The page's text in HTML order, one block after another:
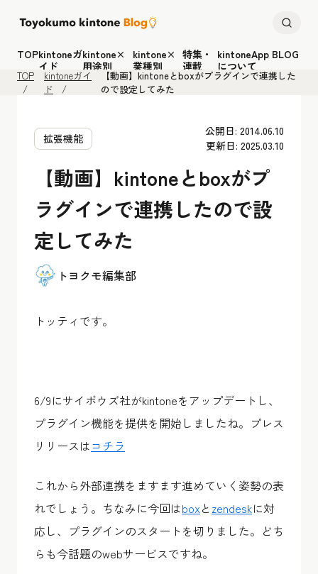
TOPkintoneガ
イド
kintone×
用途別
kintone×
業種別
特集・
連載
kintoneApp BLOG
について
TOP
kintoneガイ
ド
【動画】kintoneとboxがプラグインで連携した
ので設定してみた
拡張機能
公開日: 2014.06.10
更新日: 2025.03.10
【動画】kintoneとboxがプ
ラグインで連携したので設
定してみた
トヨクモ編集部
トッティです。
6/9にサイボウズ社がkintoneをアップデートし、
プラグイン機能を提供を開始しましたね。プレス
リリースはコチラ
これから外部連携をますます進めていく姿勢の表
れでしょう。ちなみに今回はboxと zendeskに対
応し、プラグインのスタートを切りました。どち
らも今話題のwebサービスですね。